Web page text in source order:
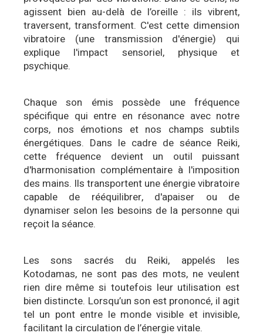
agissent bien au-delà de l’oreille : ils vibrent,
traversent, transforment. C'est cette dimension
vibratoire (une transmission d'énergie) qui
explique l'impact sensoriel, physique et
psychique.
Chaque son émis possède une fréquence
spécifique qui entre en résonance avec notre
corps, nos émotions et nos champs subtils
énergétiques. Dans le cadre de séance Reiki,
cette fréquence devient un outil puissant
d'harmonisation complémentaire à l'imposition
des mains. Ils transportent une énergie vibratoire
capable de rééquilibrer, d'apaiser ou de
dynamiser selon les besoins de la personne qui
reçoit la séance.
Les sons sacrés du Reiki, appelés les
Kotodamas, ne sont pas des mots, ne veulent
rien dire même si toutefois leur utilisation est
bien distincte. Lorsqu’un son est prononcé, il agit
tel un pont entre le monde visible et invisible,
facilitant la circulation de l’énergie vitale.